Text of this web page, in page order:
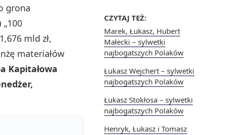
CZYTAJ TEŻ:
Marek, Łukasz, Hubert
Małecki – sylwetki
najbogatszych Polaków
Łukasz Wejchert – sylwetki
najbogatszych Polaków
Łukasz Stokłosa – sylwetki
najbogatszych Polaków
Henryk, Łukasz i Tomasz
grona
mld zł,
materiałów
Kapitałowa